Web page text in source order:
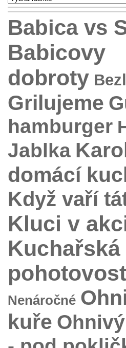
Babica vs
Babicovy
dobroty
Grilujeme
hamburger
Jablka
domácí
Když vaří
Kluci v
Kuchařská
pohotovost
Nenáročné
kuře